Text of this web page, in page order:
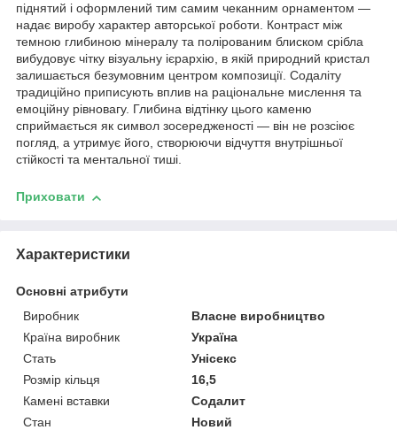
піднятий і оформлений тим самим чеканним орнаментом —
надає виробу характер авторської роботи. Контраст між
темною глибиною мінералу та полірованим блиском срібла
вибудовує чітку візуальну ієрархію, в якій природний кристал
залишається безумовним центром композиції. Содаліту
традиційно приписують вплив на раціональне мислення та
емоційну рівновагу. Глибина відтінку цього каменю
сприймається як символ зосередженості — він не розсіює
погляд, а утримує його, створюючи відчуття внутрішньої
стійкості та ментальної тиші.
Приховати
Характеристики
Основні атрибути
Виробник
Власне виробництво
Країна виробник
Україна
Стать
Унісекс
Розмір кільця
16,5
Камені вставки
Содалит
Стан
Новий